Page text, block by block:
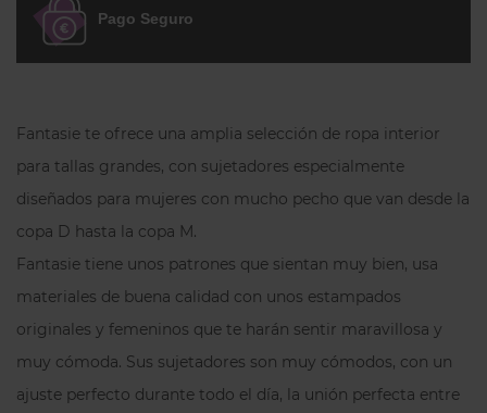
regulable en 3 posiciones. A partir de la
copa H es más alta y tiene un cierre de 3
ATENCIÓN: No olvides que Fantasie tiene
copa y más grande de espalda que otras
marcas. Si no la conoces no dudes en
contactar con nosotras, estaremos
encantadas de atenderte.
Pago Seguro
Fantasie te ofrece una amplia selección de ropa interior
para tallas grandes, con sujetadores especialmente
diseñados para mujeres con mucho pecho que van desde la
copa D hasta la copa M.
Fantasie tiene unos patrones que sientan muy bien, usa
materiales de buena calidad con unos estampados
originales y femeninos que te harán sentir maravillosa y
muy cómoda. Sus sujetadores son muy cómodos, con un
ajuste perfecto durante todo el día, la unión perfecta entre